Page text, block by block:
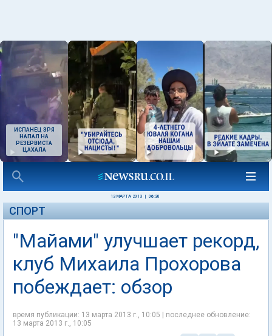
ИСПАНЕЦ ЗРЯ
НАПАЛ НА
РЕЗЕРВИСТА
ЦАХАЛА
13 МАРТА 2013 06:30
СПОРТ
"Майами" улучшает рекорд,
клуб Михаила Прохорова
побеждает: обзор
время публикации: 13 марта 2013 г., 10:05 | последнее обновление:
13 марта 2013 г., 10:05